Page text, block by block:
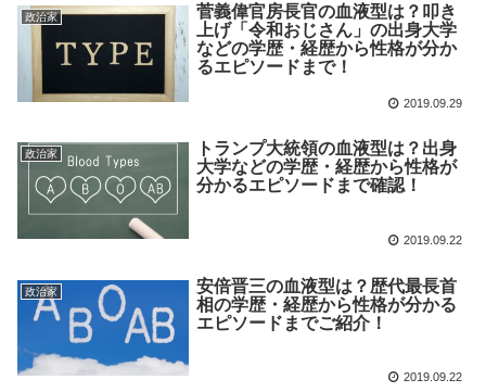
政治家
菅義偉官房長官の血液型は？叩き
上げ「令和おじさん」の出身大学
などの学歴・経歴から性格が分か
るエピソードまで！
2019.09.29
政治家
トランプ大統領の血液型は？出身
大学などの学歴・経歴から性格が
分かるエピソードまで確認！
2019.09.22
政治家
安倍晋三の血液型は？歴代最長首
相の学歴・経歴から性格が分かる
エピソードまでご紹介！
2019.09.22